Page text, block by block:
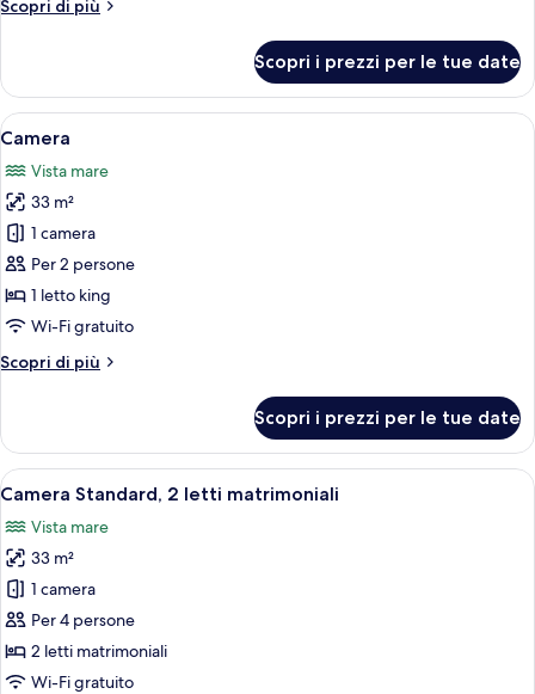
matrimoniali
Scopri di più
Altri
Standard,
letti
Scopri i prezzi per le tue date
Apri
tutte
le
foto
per
Camera
Una camera d'albergo con un letto
4
Camera
Vista mare
33 m²
1 camera
Per 2 persone
1 letto king
Wi-Fi gratuito
Scopri di più
Altri
Scopri i prezzi per le tue date
Apri
tutte
le
foto
per
Camera
Standard,
2
Camera d'albergo con due letti, una
5
Camera Standard, 2 letti matrimoniali
Vista mare
33 m²
1 camera
Per 4 persone
2 letti matrimoniali
Wi-Fi gratuito